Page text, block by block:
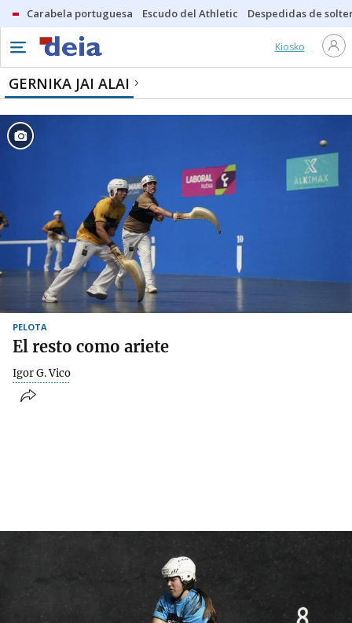
Carabela portuguesa Escudo del Athletic Despedidas de
Kiosko
GERNIKA JAI ALAI
PELOTA
El resto como ariete
Igor G. Vico